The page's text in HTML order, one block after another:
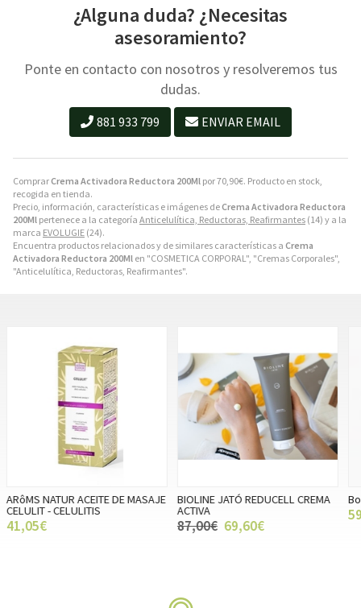
ComprarCrema Activadora Reductora 200Ml por70,90€. Producto en stock,
recogida en tienda.
Precio, información, características e imágenes deCrema Activadora Reductora
200Ml pertenece a la categoría Anticelulítica, Reductoras, Reafirmantes (14) y a la
marca EVOLUGIE (24).
Encuentra productos relacionados y de similares características a Crema
Activadora Reductora 200Ml en "COSMETICA CORPORAL", "Cremas Corporales",
"Anticelulítica, Reductoras, Reafirmantes".
¿Alguna duda? ¿Necesitas
asesoramiento?
Ponte en contacto con nosotros y resolveremos tus
dudas.
881 933 799 ENVIAR EMAIL
BIOLINE JATÓ REDUCELL CREMA
ACTIVA
87,00€
Body shock celuexpert
59,90€